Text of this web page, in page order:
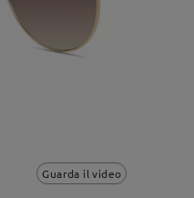
Guarda il video